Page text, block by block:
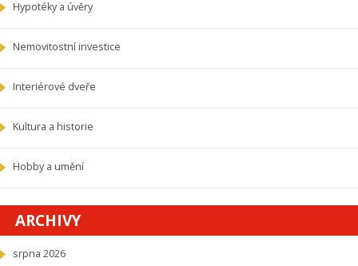
Hypotéky a úvěry
Nemovitostní investice
Interiérové dveře
Kultura a historie
Hobby a umění
ARCHIVY
srpna 2026